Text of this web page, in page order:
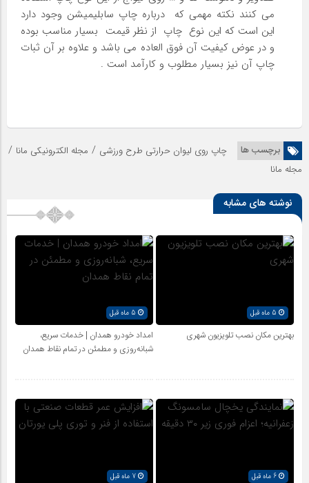
می کنند نکته مهمی که درباره چاپ سابلیمیشن وجود دارد
این است که این نوع چاپ از نظر قیمت بسیار مناسب بوده
و در عوض کیفیت آن فوق العاده می باشد و علاوه بر آن ثبات
چاپ آن نیز بسیار مطلوب و کارآمد است .
برچسب ها چاپ روی لیوان حرارتی طرح ورزشی / مجله الکترونیکی مانا /
مجله مانا
نوشته های مشابه
بهترین مکان نصب تلویزیون شهری
امداد خودرو همدان | خدمات سریع،
شبانه‌روزی و مطمئن در تمام نقاط همدان
6 ماه قبل